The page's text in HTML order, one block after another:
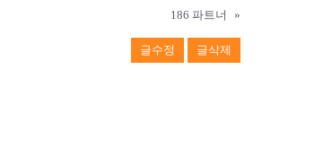
186 파트너 »
글수정 글삭제